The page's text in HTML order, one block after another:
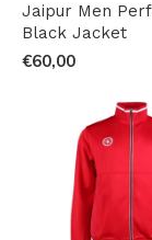
Jaipur Men
Black Jacket
€60,00